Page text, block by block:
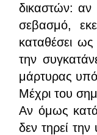
δικαστών: αν
σεβασμό,
καταθέσει
την
μάρτυρας
Μέχρι του
Αν όμως κατά
δεν τηρεί